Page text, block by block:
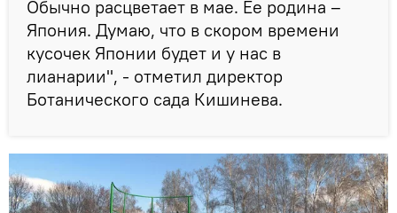
Обычно расцветает в мае. Ее родина –
Япония. Думаю, что в скором времени
кусочек Японии будет и у нас в
лианарии", - отметил директор
Ботанического сада Кишинева.